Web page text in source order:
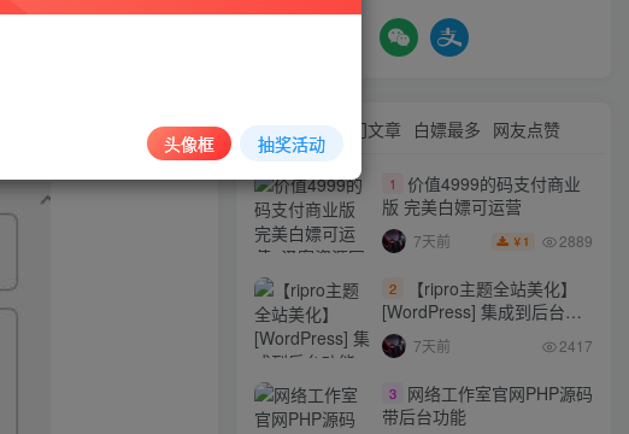
热门文章 白嫖最多 网友点赞
1
价值4999的码支付商业
版 完美白嫖可运营
7天前 ￥ 1 2889
2
【ripro主题全站美化】
[WordPress] 集成到后台功
能的全站美化包
WordPress…
7天前 2417
3
网络工作室官网PHP源码
带后台功能
头像框 抽奖活动